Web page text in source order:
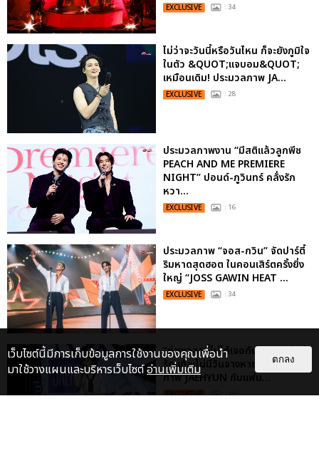
EXCLUSIVE : 34
ไม่ว่าจะวันนี้หรือวันไหน ก็จะยังภูมิใจ
ในตัว &QUOT;แจบอม&QUOT;
เหมือนเดิม! ประมวลภาพ JA...
EXCLUSIVE : 28
ประมวลภาพงาน “มีสติแล้วลูกพีช
PEACH AND ME PREMIERE
NIGHT” ปอนด์-ภูวินทร์ คลั่งรัก
หวา...
EXCLUSIVE : 16
ประมวลภาพ “จอส-กวิน” จัดปาร์ตี้
ริมหาดสุดฮอต ในคอนเสิร์ตครั้งยิ่ง
ใหญ่ “JOSS GAWIN HEAT ...
EXCLUSIVE : 34
“ช่วงเวลาที่ไม่ได้เจอกันพิสูจน์แล้วว่า
รักแท้จะไม่มีวันจางหาย” ประมวล
ภาพ JAEHYUN กับแฟน...
EXCLUSIVE : 10
เว็บไซต์นี้มีการเก็บข้อมูลการใช้งานของคุณเพื่อนำ
มาใช้วางแผนและบริหารเว็บไซต์อ่านเพิ่มเติม
ตกลง